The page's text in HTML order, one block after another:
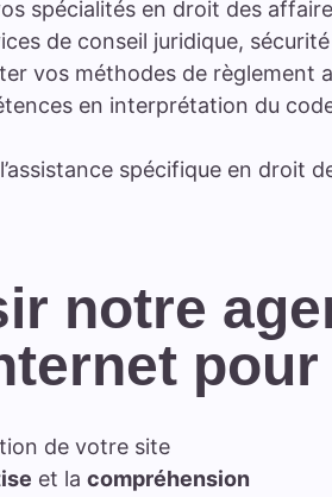
spécialités en droit des
de conseil juridique,
vos méthodes de règlement
en interprétation du
spécifique en droit
notre
de votre site
et la compréhension